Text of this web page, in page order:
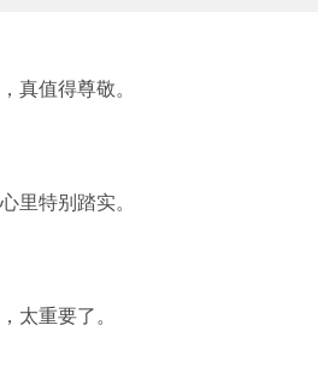
真值得尊敬。
里特别踏实。
太重要了。